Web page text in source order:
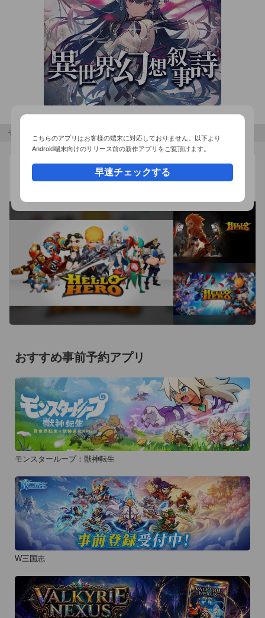
1 アプリの内容は自分を診断→保存→友達を診断→保存→二人
で相性診断!友達が居ないと相性診断など出来ません。
2 友達が増えてきたら相性診断ページでシェイク!ランダムで相
性診断できます。お母さんと彼氏の診断結果にむふふ。
3 診断結果をちょこちょこ見てみる「プチ診断」を見てこそこ
そ遊ぶ。
4 たくさん友達を保存することで、どんどん楽しくなります!
------------------------------
1日で17万ページアクセスを記録した診断サイトが大幅にバー
またディープ版として「SとMの法則」も発売中です。
その他講談社などからも多数出版中!
アプリにはひめまるによるイラストや文章の書き下ろしも入っ
てます!
質問は大きく分けて価値観、行動、恋愛と三種類に別れていま
す。
1〜5問目 価値観 自分軸か他人軸
上記を意識しながら答えてみてください。
又、要望や質問などはレビューに書かれても返事が出来ませ
ん。
お手数ですがメールにてご連絡ください。
support@ruapps.com
--------------------
twitter     https://twitter.com/rento83
website   http://jp.ruapps.com/
iPhoneOS3.1以降が必要です。
iPhone3Gにて動作確認済み。
iPhone4 Retina display対応済み。
その他のおすすめコンテンツ
ハロー・ヒーロー 広告
おすすめ事前予約アプリ
モンスターループ：獣神転生
W三国志
こちらのアプリはお客様の端末に対応しておりません。以下より
Android端末向けのリリース前の新作アプリをご覧頂けます。
早速チェックする